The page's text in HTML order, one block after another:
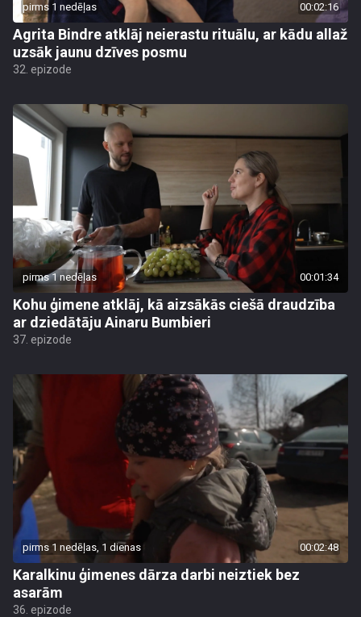
pirms 1 nedēļas 00:02:16
Agrita Bindre atklāj neierastu rituālu, ar kādu allaž
uzsāk jaunu dzīves posmu
32. epizode
pirms 1 nedēļas 00:01:34
Kohu ģimene atklāj, kā aizsākās ciešā draudzība
ar dziedātāju Ainaru Bumbieri
37. epizode
pirms 1 nedēļas, 1 dienas 00:02:48
Karalkinu ģimenes dārza darbi neiztiek bez
asarām
36. epizode